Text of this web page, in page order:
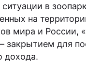
ситуации в
на
мира и России,
закрытием для
дохода.